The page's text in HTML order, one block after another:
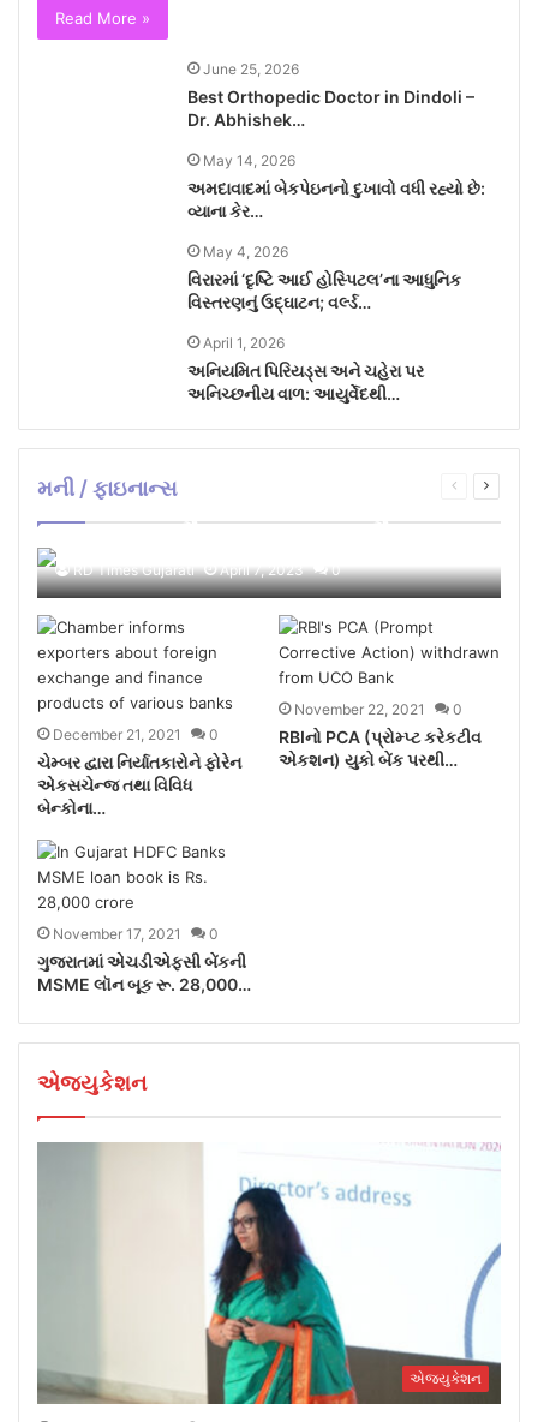
Read More »
June 25, 2026
Best Orthopedic Doctor in Dindoli –
Dr. Abhishek…
May 14, 2026
અમદાવાદમાં બેકપેઇનનો દુખાવો વધી રહ્યો છે:
વ્યાના કેર…
May 4, 2026
વિરારમાં ‘દૃષ્ટિ આઈ હોસ્પિટલ’ના આધુનિક
વિસ્તરણનું ઉદ્ઘાટન; વર્લ્ડ…
April 1, 2026
અનિયમિત પિરિયડ્સ અને ચહેરા પર
અનિચ્છનીય વાળ: આયુર્વેદથી…
મની / ફાઇનાન્સ
Previous
RD Times Gujarati April 7, 2023 0
December 21, 2021 0
ચેમ્બર દ્વારા નિર્યાતકારોને ફોરેન
એકસચેન્જ તથા વિવિધ
બેન્કોના…
November 22, 2021 0
RBIનો PCA (પ્રોમ્પ્ટ કરેકટીવ
એકશન) યુકો બેંક પરથી…
November 17, 2021 0
ગુજરાતમાં એચડીએફસી બેંકની
MSME લૉન બૂક રૂ. 28,000…
એજ્યુકેશન
એજ્યુકેશન